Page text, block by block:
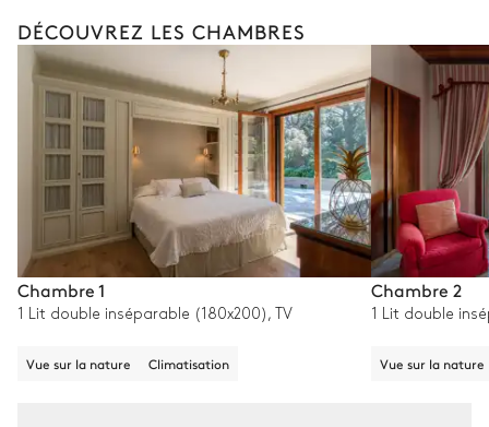
DÉCOUVREZ LES CHAMBRES
Chambre 1
1 Lit double inséparable (180x200), TV
Vue sur la nature Climatisation
Chambre 2
1 Lit double
Vue sur la nature